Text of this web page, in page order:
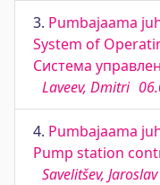
3. Pumbajaama
System of
Система
Laveev, Dmitri
4. Pumbajaama
Pump station
Savelitšev, Jaroslav